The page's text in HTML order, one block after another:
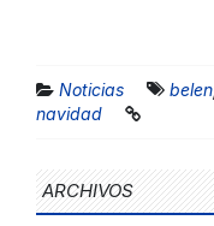
Noticias belen
navidad
ARCHIVOS